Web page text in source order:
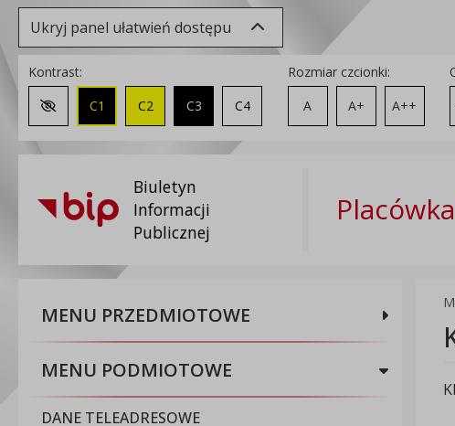
Ukryj panel ułatwień dostępu
Kontrast:
Zmień kontrast na domyślny
C1 C2 C3 C4
Rozmiar czcionki:
A
A+ A++
Biuletyn
Informacji
Publicznej
MENU PRZEDMIOTOWE
MENU PODMIOTOWE
DANE TELEADRESOWE